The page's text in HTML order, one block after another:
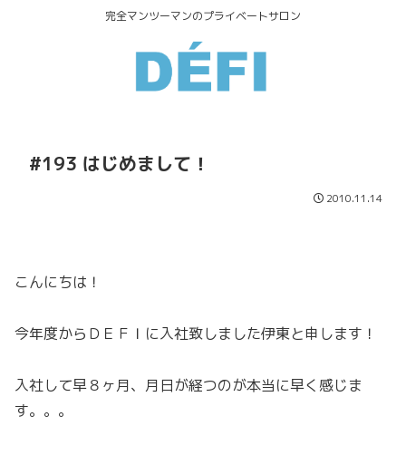
完全マンツーマンのプライベートサロン
#193 はじめまして！
2010.11.14
こんにちは！
今年度からＤＥＦＩに入社致しました伊東と申します！
入社して早８ヶ月、月日が経つのが本当に早く感じま
す。。。